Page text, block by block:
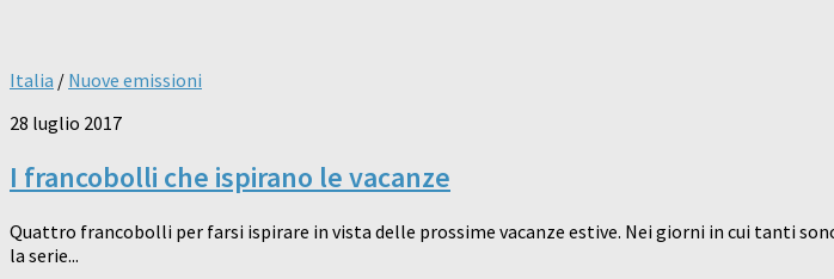
Italia / Nuove emissioni
28 luglio 2017
I francobolli che ispirano le vacanze
Quattro francobolli per farsi ispirare in vista delle prossime vacanze estive. Nei giorni in cui tanti
la serie...